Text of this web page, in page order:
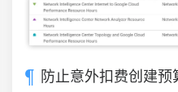
防止意外扣费创建预